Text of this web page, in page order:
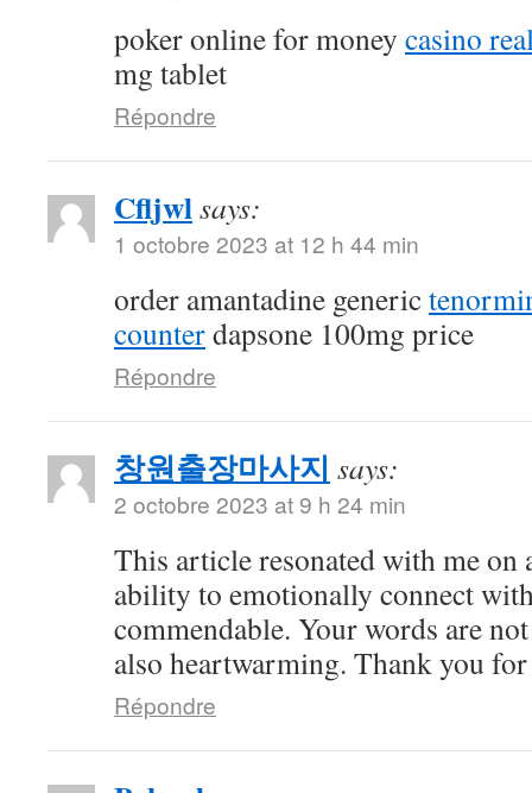
poker online for money casino
mg tablet
Répondre
Cfljwlsays:
1 octobre 2023 at 12 h 44 min
order amantadine generic
counterdapsone 100mg price
Répondre
창원출장마사지 says:
2 octobre 2023 at 9 h 24 min
This article resonated with me on
ability to emotionally connect
commendable. Your words are
also heartwarming. Thank you
Répondre